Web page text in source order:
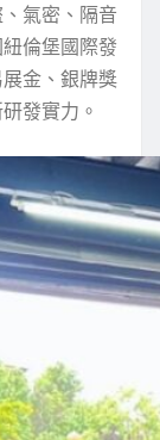
氣密、隔音
倫堡國際發
金、銀牌獎
發實力。